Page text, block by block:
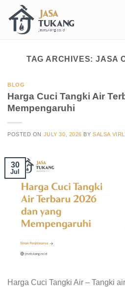
TAG ARCHIVES:JASA
BLOG
Harga Cuci Tangki Air
Mempengaruhi
POSTED ON JULY 30, 2026 BYSALSA
30
Jul
Harga Cuci Tangki Air – Tangki